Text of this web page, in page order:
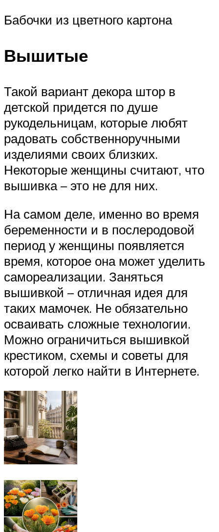
Бабочки из цветного картона
Вышитые
Такой вариант декора штор в
детской придется по душе
рукодельницам, которые любят
радовать собственноручными
изделиями своих близких.
Некоторые женщины считают, что
вышивка – это не для них.
На самом деле, именно во время
беременности и в послеродовой
период у женщины появляется
время, которое она может уделить
самореализации. Заняться
вышивкой – отличная идея для
таких мамочек. Не обязательно
осваивать сложные технологии.
Можно ограничиться вышивкой
крестиком, схемы и советы для
которой легко найти в Интернете.